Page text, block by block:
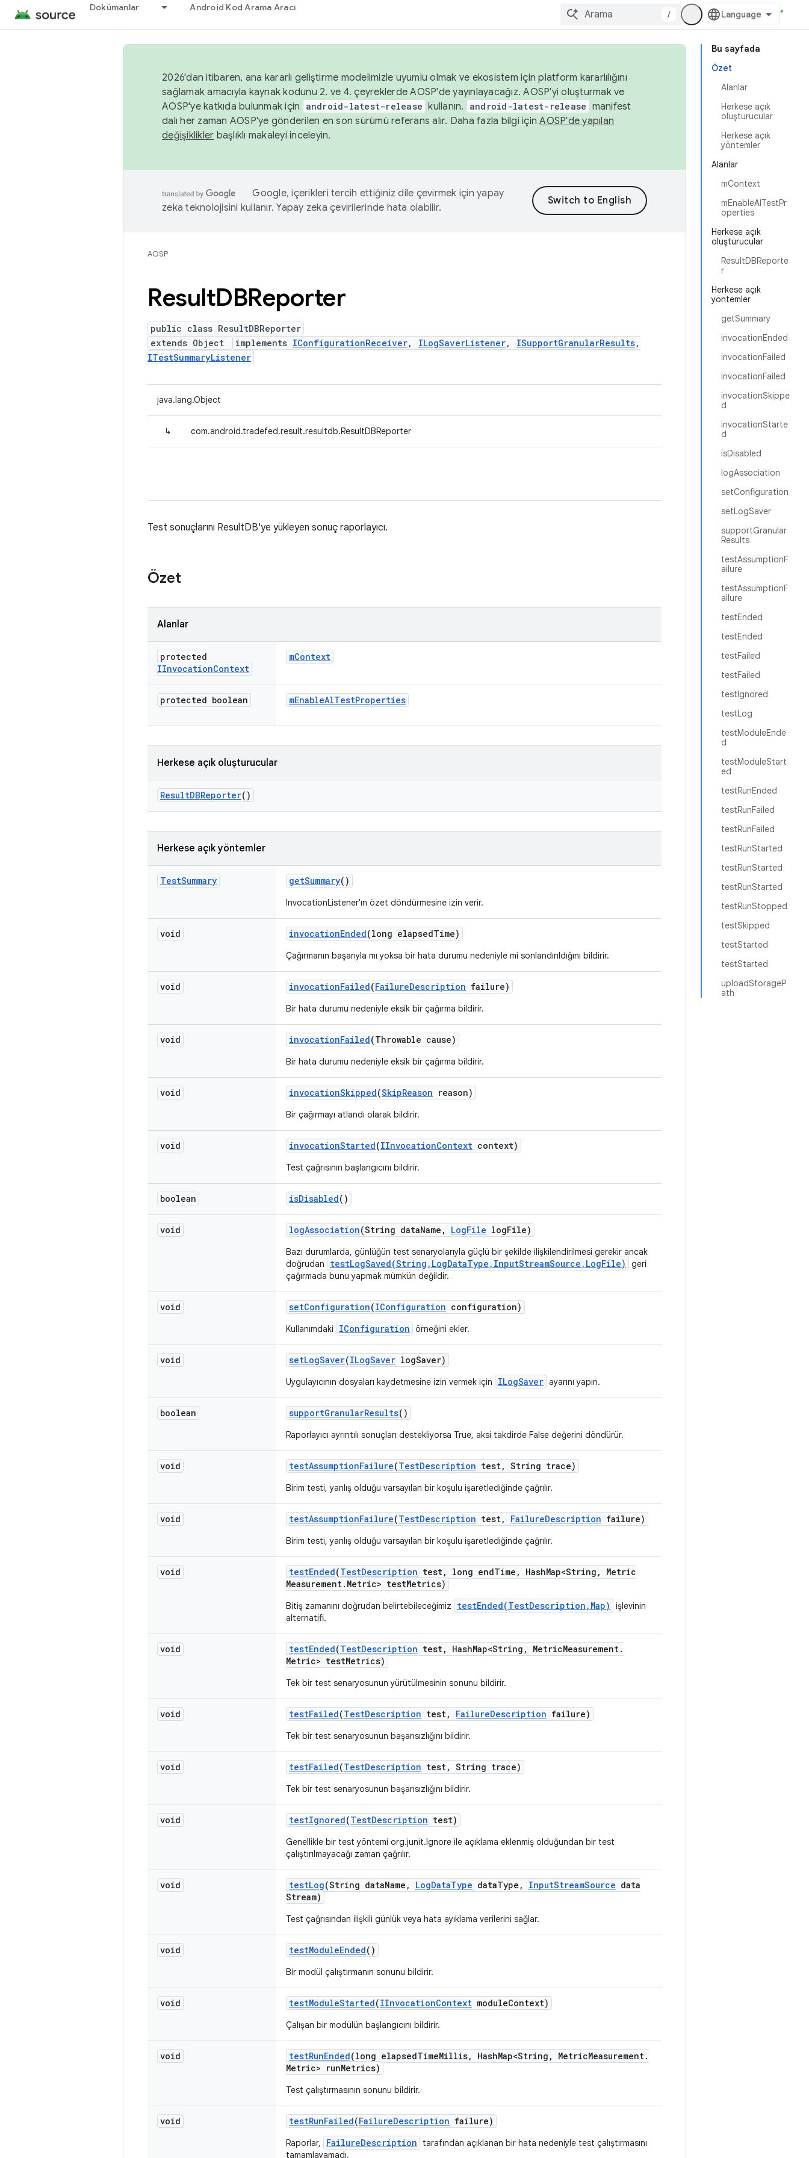
Dokümanlar Android Kod Arama Aracı
/
Bu sayfada
Özet
Alanlar
Herkese açık
oluşturucular
Herkese açık
yöntemler
Alanlar
mContext
mEnableAlTestPr
operties
Herkese açık
oluşturucular
ResultDBReporte
r
Herkese açık
yöntemler
getSummary
invocationEnded
invocationFailed
invocationFailed
invocationSkippe
d
invocationStarte
d
isDisabled
logAssociation
setConfiguration
setLogSaver
supportGranular
Results
testAssumptionF
ailure
testAssumptionF
ailure
testEnded
testEnded
testFailed
testFailed
testIgnored
testLog
testModuleEnde
d
testModuleStart
ed
testRunEnded
testRunFailed
testRunFailed
testRunStarted
testRunStarted
testRunStarted
testRunStopped
testSkipped
testStarted
testStarted
uploadStorageP
ath
2026'dan itibaren, ana kararlı geliştirme modelimizle uyumlu olmak ve ekosistem için platform kararlılığını
sağlamak amacıyla kaynak kodunu 2. ve 4. çeyreklerde AOSP'de yayınlayacağız. AOSP'yi oluşturmak ve
AOSP'ye katkıda bulunmak için
android-latest-release kullanın. android-latest-release manifest
dalı her zaman AOSP'ye gönderilen en son sürümü referans alır. Daha fazla bilgi içinAOSP'de yapılan
değişiklikler başlıklı makaleyi inceleyin.
Google, içerikleri tercih ettiğiniz dile çevirmek için yapay
zeka teknolojisini kullanır. Yapay zeka çevirilerinde hata olabilir.
AOSP
ResultDBReporter
public class ResultDBReporter
extends Object
implements IConfigurationReceiver, ILogSaverListener, ISupportGranularResults,
ITestSummaryListener
java.lang.Object
↳ com.android.tradefed.result.resultdb.ResultDBReporter
Test sonuçlarını ResultDB'ye yükleyen sonuç raporlayıcı.
Özet
Alanlar
protected
IInvocationContext
mContext
protected boolean mEnableAlTestProperties
Herkese açık oluşturucular
ResultDBReporter()
Herkese açık yöntemler
TestSummary getSummary()
InvocationListener'ın özet döndürmesine izin verir.
void invocationEnded(long elapsedTime)
Çağırmanın başarıyla mı yoksa bir hata durumu nedeniyle mi sonlandırıldığını bildirir.
void invocationFailed(FailureDescription failure)
Bir hata durumu nedeniyle eksik bir çağırma bildirir.
void invocationFailed(Throwable cause)
Bir hata durumu nedeniyle eksik bir çağırma bildirir.
void invocationSkipped(SkipReason reason)
Bir çağırmayı atlandı olarak bildirir.
void invocationStarted(IInvocationContext context)
Test çağrısının başlangıcını bildirir.
boolean isDisabled()
void logAssociation(String dataName , LogFile logFile)
Bazı durumlarda, günlüğün test senaryolarıyla güçlü bir şekilde ilişkilendirilmesi gerekir ancak
doğrudan
testLogSaved(String,LogDataType,InputStreamSource,LogFile)
geri
çağırmada bunu yapmak mümkün değildir.
void setConfiguration(IConfiguration configuration)
Kullanımdaki IConfiguration örneğini ekler.
void setLogSaver(ILogSaver logSaver)
Uygulayıcının dosyaları kaydetmesine izin vermek için ILogSaver ayarını yapın.
boolean supportGranularResults()
Raporlayıcı ayrıntılı sonuçları destekliyorsa True, aksi takdirde False değerini döndürür.
void testAssumptionFailure(TestDescription test, String trace)
Birim testi, yanlış olduğu varsayılan bir koşulu işaretlediğinde çağrılır.
void testAssumptionFailure(TestDescription test, FailureDescription failure)
Birim testi, yanlış olduğu varsayılan bir koşulu işaretlediğinde çağrılır.
void testEnded(TestDescription test, long endTime , HashMap<String ,
Metric
Measurement. Metric> testMetrics)
Bitiş zamanını doğrudan belirtebileceğimiz testEnded(TestDescription,Map)
işlevinin
alternatifi.
void testEnded(TestDescription test, HashMap<String , MetricMeasurement.
Metric> testMetrics)
Tek bir test senaryosunun yürütülmesinin sonunu bildirir.
void testFailed(TestDescription test, FailureDescription failure)
Tek bir test senaryosunun başarısızlığını bildirir.
void testFailed(TestDescription test, String trace)
Tek bir test senaryosunun başarısızlığını bildirir.
void testIgnored(TestDescription test)
Genellikle bir test yöntemi org.junit.Ignore ile açıklama eklenmiş olduğundan bir test
çalıştırılmayacağı zaman çağrılır.
void testLog(String dataName , LogDataType dataType , InputStreamSource data
Stream)
Test çağrısından ilişkili günlük veya hata ayıklama verilerini sağlar.
void testModuleEnded()
Bir modül çalıştırmanın sonunu bildirir.
void testModuleStarted(IInvocationContext moduleContext)
Çalışan bir modülün başlangıcını bildirir.
void testRunEnded(long elapsedTimeMillis, HashMap<String , MetricMeasurement.
Metric> runMetrics)
Test çalıştırmasının sonunu bildirir.
void testRunFailed(FailureDescription failure)
Raporlar, FailureDescription
tarafından açıklanan bir hata nedeniyle test çalıştırmasını
tamamlayamadı.